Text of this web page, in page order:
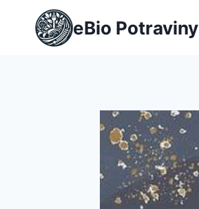
Přeskočit
eBio Potraviny